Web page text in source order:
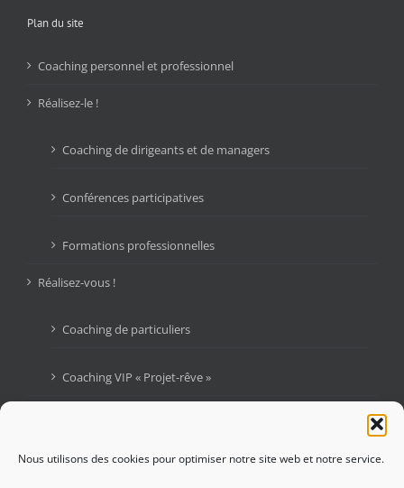
Nous utilisons des cookies pour optimiser notre site web et notre service.
Plan du site
Coaching personnel et professionnel
Réalisez-le !
Coaching de dirigeants et de managers
Conférences participatives
Formations professionnelles
Réalisez-vous !
Coaching de particuliers
Coaching VIP « Projet-rêve »
Blogue : Graines d’Audace